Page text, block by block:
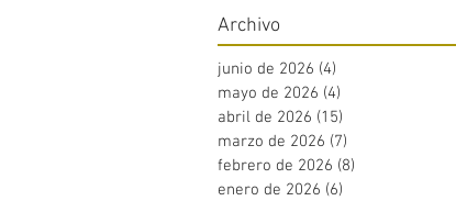
Archivo
junio de 2026 (4)
mayo de 2026 (4)
abril de 2026 (15)
marzo de 2026 (7)
febrero de 2026 (8)
enero de 2026 (6)